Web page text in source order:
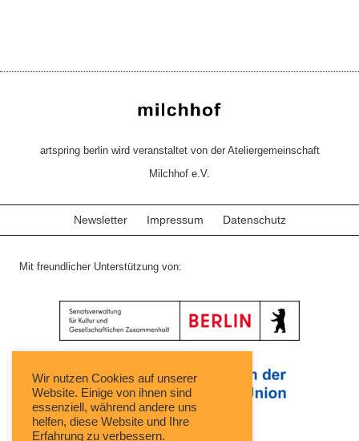
artspring berlin wird veranstaltet von der Ateliergemeinschaft
Milchhof e.V.
Newsletter Impressum Datenschutz
Mit freundlicher Unterstützung von:
Wir nutzen Cookies auf unserer
Website. Einige von ihnen sind
essenziell, während andere uns
helfen, diese Website und Ihre
Erfahrung zu verbessern.